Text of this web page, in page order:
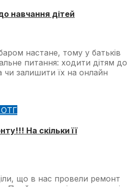
навчання дітей
настане, тому у батьків
питання: ходити дітям до
чи залишити їх на онлайн
ОТГ
На скільки її
що в нас провели ремонт